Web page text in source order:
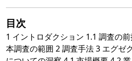
目次
1 イントロダクション 1.1 調査の
本調査の範囲 2 調査手法 3 エグゼ